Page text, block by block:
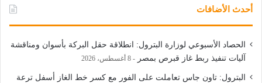
أحدث الأضافات
الحصاد الأسبوعي لوزارة البترول: انطلاقة حقل البركة بأسوان ومناقشة
آليات تنفيذ ربط غاز قبرص بمصر
8 أغسطس، 2026
البترول: تاون جاس تعاملت على الفور مع كسر خط الغاز أسفل ترعة